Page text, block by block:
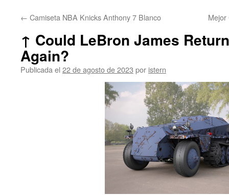
contenido
← Camiseta NBA Knicks Anthony 7 Blanco
↑ Could LeBron James
Again?
Publicada el 22 de agosto de 2023 por istern